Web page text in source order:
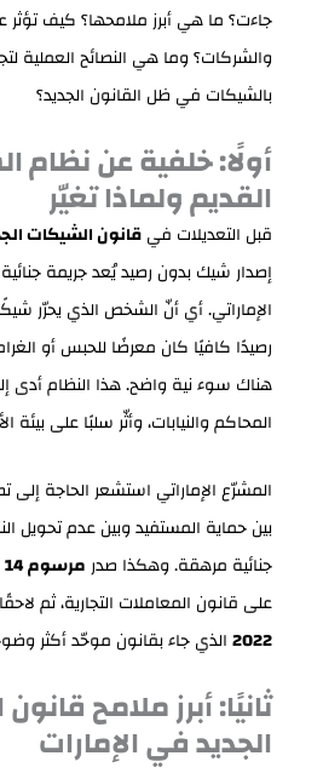
جاءت؟ ما هي أبرز ملامحها؟ كيف تؤثر
والشركات؟ وما هي النصائح العملية
بالشيكات في ظل القانون الجديد؟
أولًا: خلفية عن نظام
القديم ولماذا تغيّر
قبل التعديلات فيقانون الشيكات
إصدار شيك بدون رصيد يُعد جريمة
الإماراتي. أي أنّ الشخص الذي يحرّر
رصيدًا كافيًا كان معرضًا للحبس أو
هناك سوء نية واضح. هذا النظام أدى
المحاكم والنيابات، وأثّر سلبًا على بيئة
المشرّع الإماراتي استشعر الحاجة إلى
بين حماية المستفيد وبين عدم تحويل
جنائية مرهقة. وهكذا صدرمرسوم 14 لسنة 2020
على قانون المعاملات التجارية، ثم لاحقًا
2022الذي جاء بقانون موحّد أكثر
ثانيًا: أبرز ملامح
الجديد في الإمارات